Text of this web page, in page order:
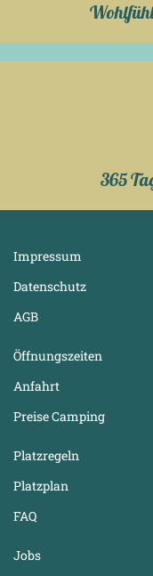
365
Impressum
Datenschutz
AGB
Öffnungszeiten
Anfahrt
Preise Camping
Platzregeln
Platzplan
FAQ
Jobs